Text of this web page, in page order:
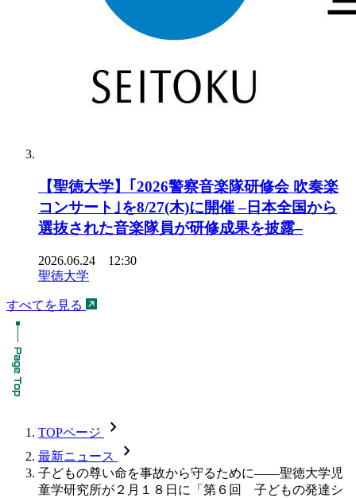
【聖徳大学】｢2026警察音楽隊研修会 吹奏楽
コンサート｣を8/27(木)に開催 –日本全国から
選抜された音楽隊員が研修成果を披露–
2026.06.24 12:30
聖徳大学
すべてを見る
TOPページ chevron_forward
最新ニュース chevron_forward
子どもの尊い命を事故から守るために――聖徳大学児
童学研究所が２月１８日に「第６回 子どもの発達シ